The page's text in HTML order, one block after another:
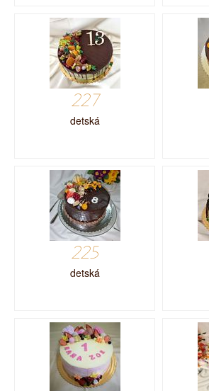
227
detská
225
detská